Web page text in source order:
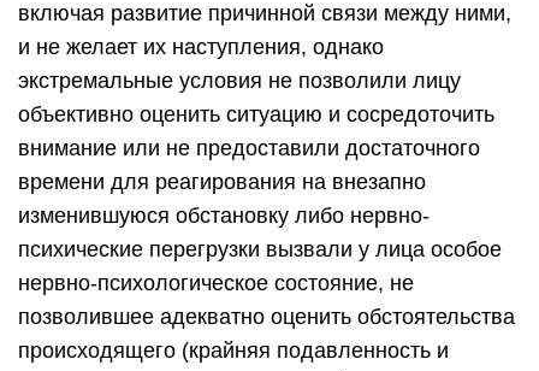
включая развитие причинной связи между ними,
и не желает их наступления, однако
экстремальные условия не позволили лицу
объективно оценить ситуацию и сосредоточить
внимание или не предоставили достаточного
времени для реагирования на внезапно
изменившуюся обстановку либо нервно-
психические перегрузки вызвали у лица особое
нервно-психологическое состояние, не
позволившее адекватно оценить обстоятельства
происходящего (крайняя подавленность и